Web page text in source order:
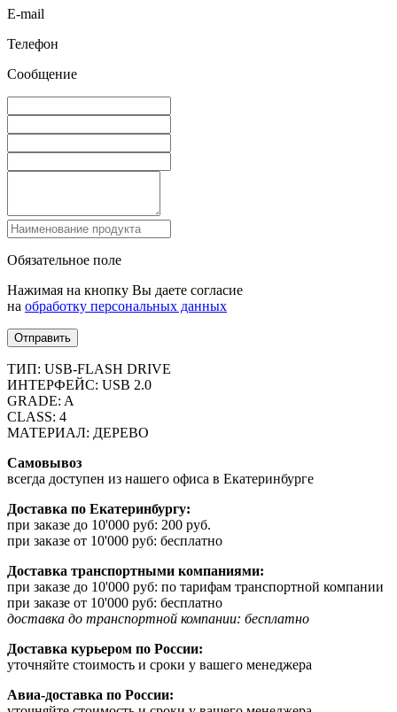
E-mail
Телефон
Сообщение
Обязательное поле
Нажимая на кнопку Вы даете согласие
на обработку персональных данных
Отправить
ТИП: USB-FLASH DRIVE
ИНТЕРФЕЙС: USB 2.0
GRADE: A
CLASS: 4
МАТЕРИАЛ: ДЕРЕВО
Самовывоз
всегда доступен из нашего офиса в Екатеринбурге
Доставка по Екатеринбургу:
при заказе до 10'000 руб: 200 руб.
при заказе от 10'000 руб: бесплатно
Доставка транспортными компаниями:
при заказе до 10'000 руб: по тарифам транспортной компании
при заказе от 10'000 руб: бесплатно
доставка до транспортной компании: бесплатно
Доставка курьером по России:
уточняйте стоимость и сроки у вашего менеджера
Авиа-доставка по России: